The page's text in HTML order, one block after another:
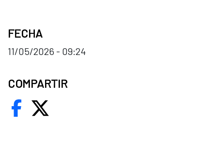
FECHA
11/05/2026 - 09:24
COMPARTIR